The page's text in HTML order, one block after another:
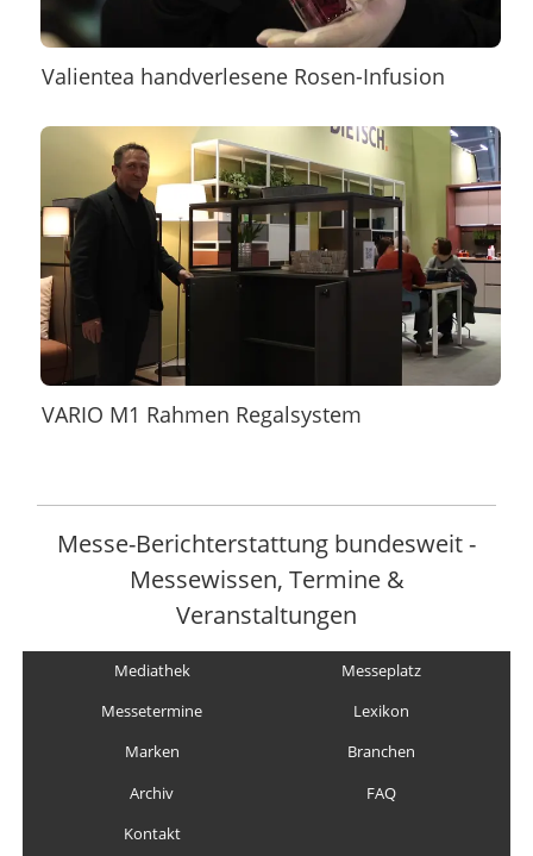
Valientea handverlesene Rosen-Infusion
VARIO M1 Rahmen Regalsystem
Messe-Berichterstattung bundesweit -
Messewissen, Termine &
Veranstaltungen
Mediathek
Messeplatz
Messetermine
Lexikon
Marken
Branchen
Archiv
FAQ
Kontakt